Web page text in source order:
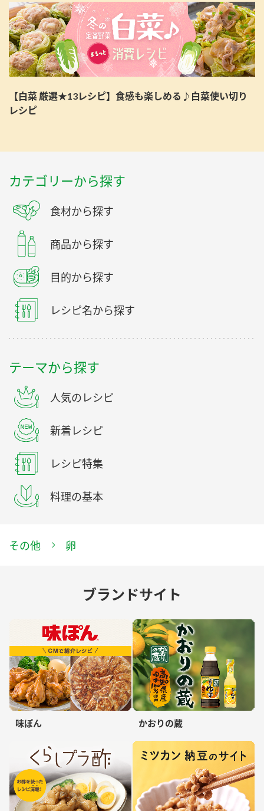
【白菜 厳選★13レシピ】食感も楽しめる♪白菜使い切り
レシピ
カテゴリーから探す
食材から探す
商品から探す
目的から探す
レシピ名から探す
テーマから探す
人気のレシピ
新着レシピ
レシピ特集
料理の基本
その他 卵
ブランドサイト
味ぽん かおりの蔵